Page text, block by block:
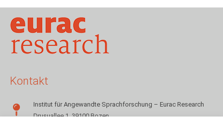
Kontakt
Institut für Angewandte Sprachforschung – Eurac Research
Drusuallee 1, 39100 Bozen